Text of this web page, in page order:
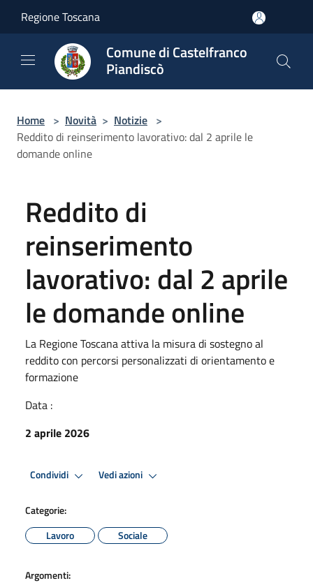
Regione Toscana
Comune di Castelfranco
Piandiscò
Home > Novità > Notizie >
Reddito di reinserimento lavorativo: dal 2 aprile le
domande online
Reddito di
reinserimento
lavorativo: dal 2 aprile
le domande online
La Regione Toscana attiva la misura di sostegno al
reddito con percorsi personalizzati di orientamento e
formazione
Data :
2 aprile 2026
Condividi Vedi azioni
Categorie:
Lavoro
Sociale
Argomenti: